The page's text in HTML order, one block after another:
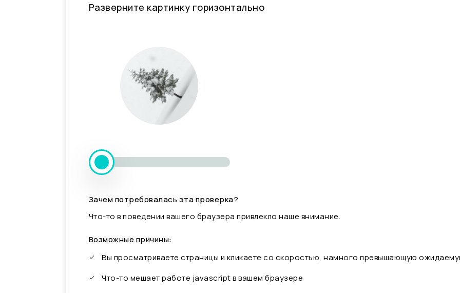
Разверните картинку горизонтально
Зачем потребовалась эта проверка?
Что-то в поведении вашего браузера привлекло наше внимание.
Возможные причины:
Вы просматриваете страницы и кликаете со скоростью, намного превышающую
Что-то мешает работе javascript в вашем браузере